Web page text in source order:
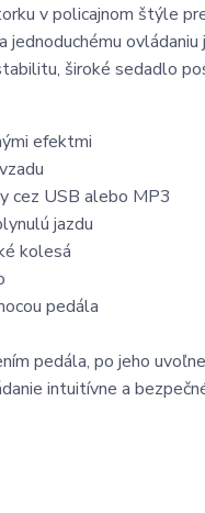
v policajnom štýle
ovládaniu
široké sedadlo
efektmi
cez USB alebo MP3
jazdu
kolesá
pedála
pedála, po jeho
intuitívne a